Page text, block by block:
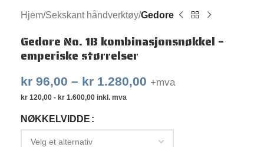
Hjem Sekskant håndverktøy Gedore
Gedore No. 1B kombinasjonsnøkkel –
emperiske størrelser
kr 96,00 – kr 1.280,00 +mva
kr 120,00 - kr 1.600,00 inkl. mva
NØKKELVIDDE